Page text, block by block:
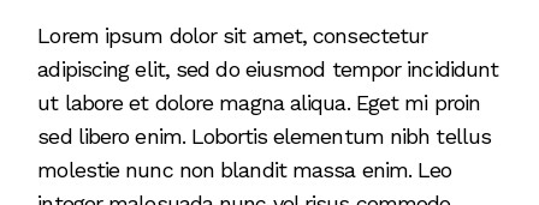
Lorem ipsum dolor sit amet, consectetur
adipiscing elit, sed do eiusmod tempor incididunt
ut labore et dolore magna aliqua. Eget mi proin
sed libero enim. Lobortis elementum nibh tellus
molestie nunc non blandit massa enim. Leo